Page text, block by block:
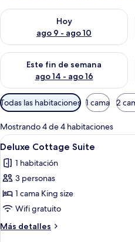
Hoy
ago 9 - ago 10
Consulta la disponibilidad para
Este fin de semana
ago 14 - ago 16
Consulta la disponibilidad para
Filtros
disponibles
para
las
habitaciones
Todas las habitaciones 1 cama 2
Mostrando 4 de 4 habitaciones
Abrir
todas
las
fotos
de
Deluxe
Cottage
Suite
25
Deluxe Cottage Suite
1 habitación
3 personas
1 cama King size
Wifi gratuito
Más detalles
Más